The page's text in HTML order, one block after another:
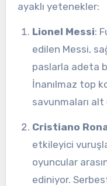
ayaklı yetenekler:
Lionel Messi:
edilen Messi,
paslarla adeta
İnanılmaz top
savunmaları
Cristiano
etkileyici
oyuncular
ediniyor.